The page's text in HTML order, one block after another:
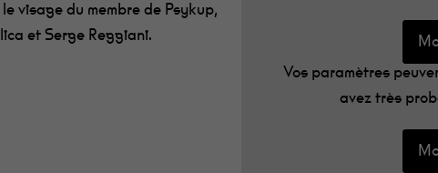
visage du membre de Psykup,
et Serge Reggiani.
Vos paramètres
avez très